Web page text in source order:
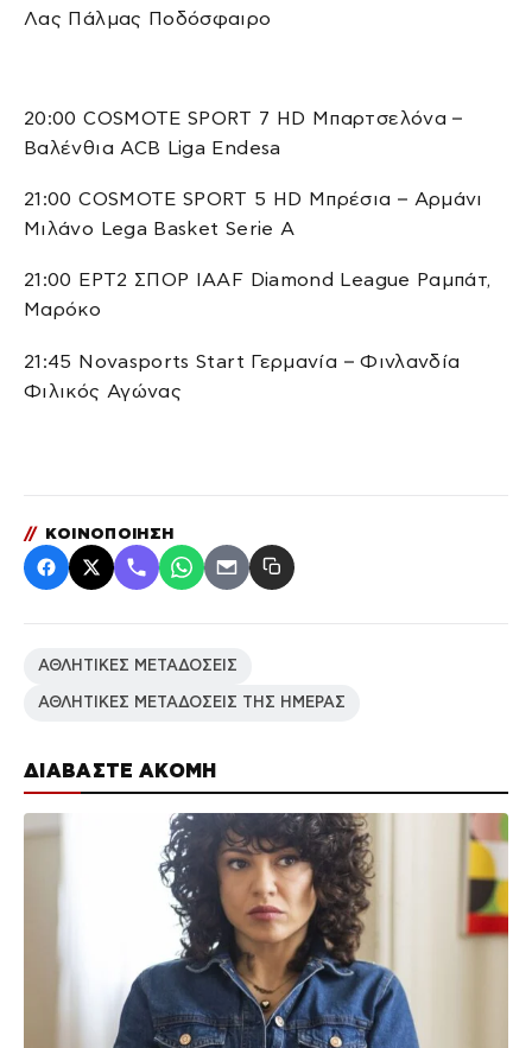
ΔΙΑΒΑΣΤΕ ΑΚΟΜΗ
Λας Πάλμας Ποδόσφαιρο
20:00 COSMOTE SPORT 7 HD Μπαρτσελόνα –
Βαλένθια ACB Liga Endesa
21:00 COSMOTE SPORT 5 HD Μπρέσια – Αρμάνι
Μιλάνο Lega Basket Serie A
21:00 ΕΡΤ2 ΣΠΟΡ IAAF Diamond League Ραμπάτ,
Μαρόκο
21:45 Novasports Start Γερμανία – Φινλανδία
Φιλικός Αγώνας
// ΚΟΙΝΟΠΟΙΗΣΗ
ΑΘΛΗΤΙΚΕΣ ΜΕΤΑΔΟΣΕΙΣ
ΑΘΛΗΤΙΚΕΣ ΜΕΤΑΔΟΣΕΙΣ ΤΗΣ ΗΜΕΡΑΣ